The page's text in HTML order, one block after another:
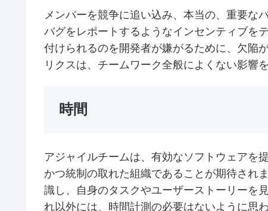
メンバーを競争に追い込み、本当の、重要な
バグをレポートするようなインセンティブを
付けられるのを開発者が嫌がるために、欠陥
リクスは、チームワーク全般によくない影響
時間
アジャイルチームは、有効なソフトウェアを
かつ統制の取れた組織であることが期待され
識し、自身のタスクやユーザーストーリーを
れ以外には、時間計測の必要はないように思わ